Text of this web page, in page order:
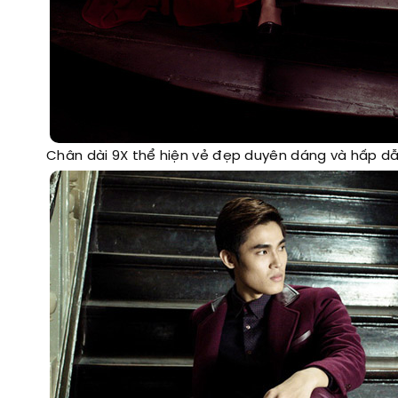
Chân dài 9X thể hiện vẻ đẹp duyên dáng và hấp